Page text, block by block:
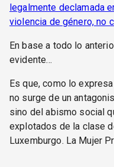
legalmente declamada
violencia de género, no
En base a todo lo
evidente…
Es que, como lo
no surge de un
sino del abismo social
explotados de la clase
Luxemburgo. La Mujer